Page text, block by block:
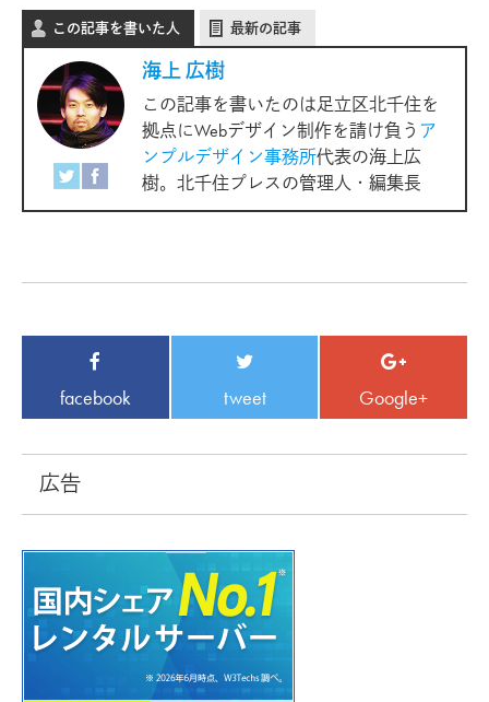
この記事を書いた人 最新の記事
海上 広樹
この記事を書いたのは足立区北千住を
拠点にWebデザイン制作を請け負う ア
ンプルデザイン事務所代表の海上広
樹。北千住プレスの管理人・編集長
facebook tweet Google+
広告